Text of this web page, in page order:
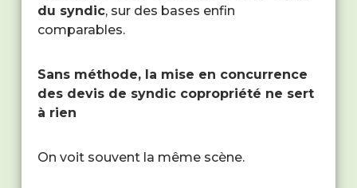
du syndic, sur des bases enfin
comparables.
Sans méthode, la mise en concurrence
des devis de syndic copropriété ne sert
à rien
On voit souvent la même scène.